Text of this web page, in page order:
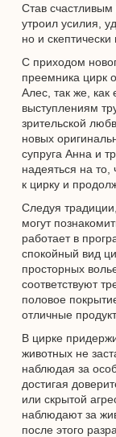
Став
утроил усилия,
но и скептически
С приходом
преемника цирк
Алес, так же, как
выступлениям
зрительской
новых
супруга Анна и
надеяться на
к цирку и
Следуя
могут
работает в
спокойный вид
просторных
соответствуют
половое
отличные
В цирке
животных не
наблюдая за
достигая
или скрытой
наблюдают за
после этого